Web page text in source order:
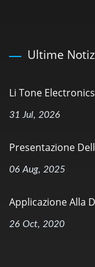
Ultime
Li Tone
31 Jul, 2026
Presentazione
06 Aug, 2025
Applicazione Alla
26 Oct, 2020